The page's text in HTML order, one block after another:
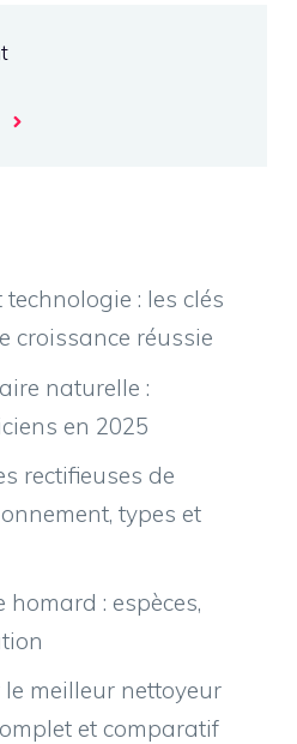
: les clés
croissance réussie
naturelle :
en 2025
rectifieuses de
types et
: espèces,
meilleur nettoyeur
et comparatif